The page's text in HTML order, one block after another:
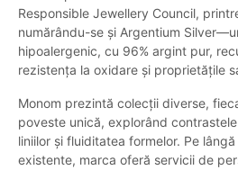
Responsible Jewellery Council,
numărându-se și Argentium
hipoalergenic, cu 96% argint pur,
rezistența la oxidare și proprietățile
Monom prezintă colecții diverse,
poveste unică, explorând
liniilor și fluiditatea formelor. Pe
existente, marca oferă servicii de